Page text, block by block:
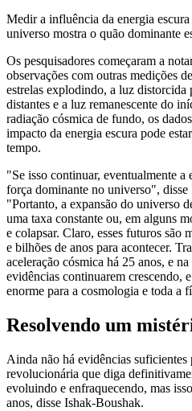
Medir a influência da energia
universo mostra o quão dominante
Os pesquisadores começaram a
observações com outras medições
estrelas explodindo, a luz distorcida
distantes e a luz remanescente do
radiação cósmica de fundo, os
impacto da energia escura pode
tempo.
"Se isso continuar, eventualmente a
força dominante no universo",
"Portanto, a expansão do universo
uma taxa constante ou, em alguns
e colapsar. Claro, esses futuros são
e bilhões de anos para acontecer.
aceleração cósmica há 25 anos, e
evidências continuarem crescendo,
enorme para a cosmologia e toda a
Resolvendo um
Ainda não há evidências suficientes
revolucionária que diga
evoluindo e enfraquecendo, mas
anos, disse Ishak-Boushak.